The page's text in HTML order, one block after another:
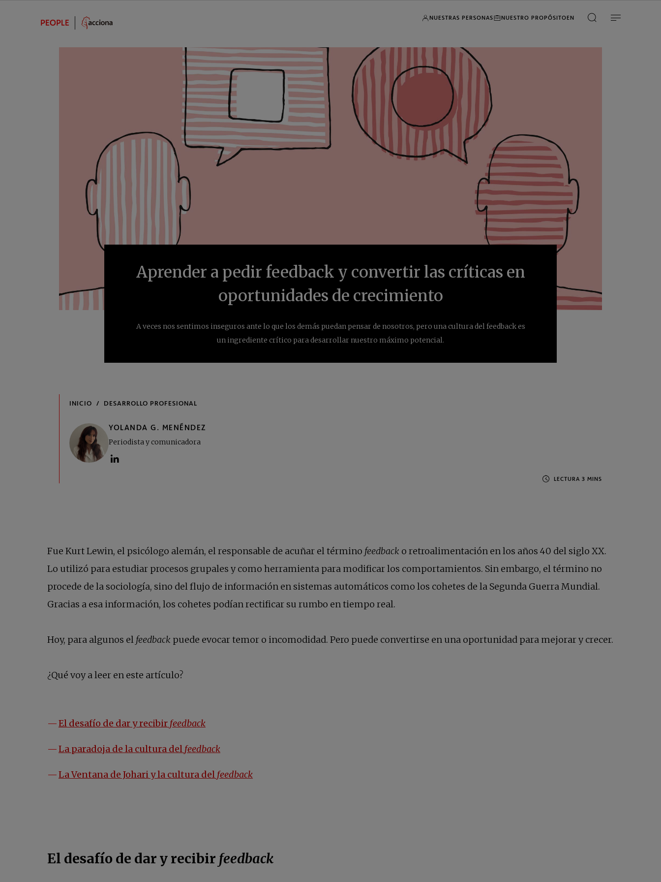
Aprender a pedir feedback y convertir las críticas en
oportunidades de crecimiento
A veces nos sentimos inseguros ante lo que los demás puedan pensar de nosotros, pero una cultura del feedback es
un ingrediente crítico para desarrollar nuestro máximo potencial.
Fue Kurt Lewin, el psicólogo alemán, el responsable de acuñar el término feedback o retroalimentación en los años 40 del siglo XX.
Lo utilizó para estudiar procesos grupales y como herramienta para modificar los comportamientos. Sin embargo, el término no
procede de la sociología, sino del flujo de información en sistemas automáticos como los cohetes de la Segunda Guerra Mundial.
Gracias a esa información, los cohetes podían rectificar su rumbo en tiempo real.
Hoy, para algunos el feedback puede evocar temor o incomodidad. Pero puede convertirse en una oportunidad para mejorar y crecer.
¿Qué voy a leer en este artículo?
El desafío de dar y recibir feedback
La paradoja de la cultura del feedback
La Ventana de Johari y la cultura del feedback
El desafío de dar y recibir feedback